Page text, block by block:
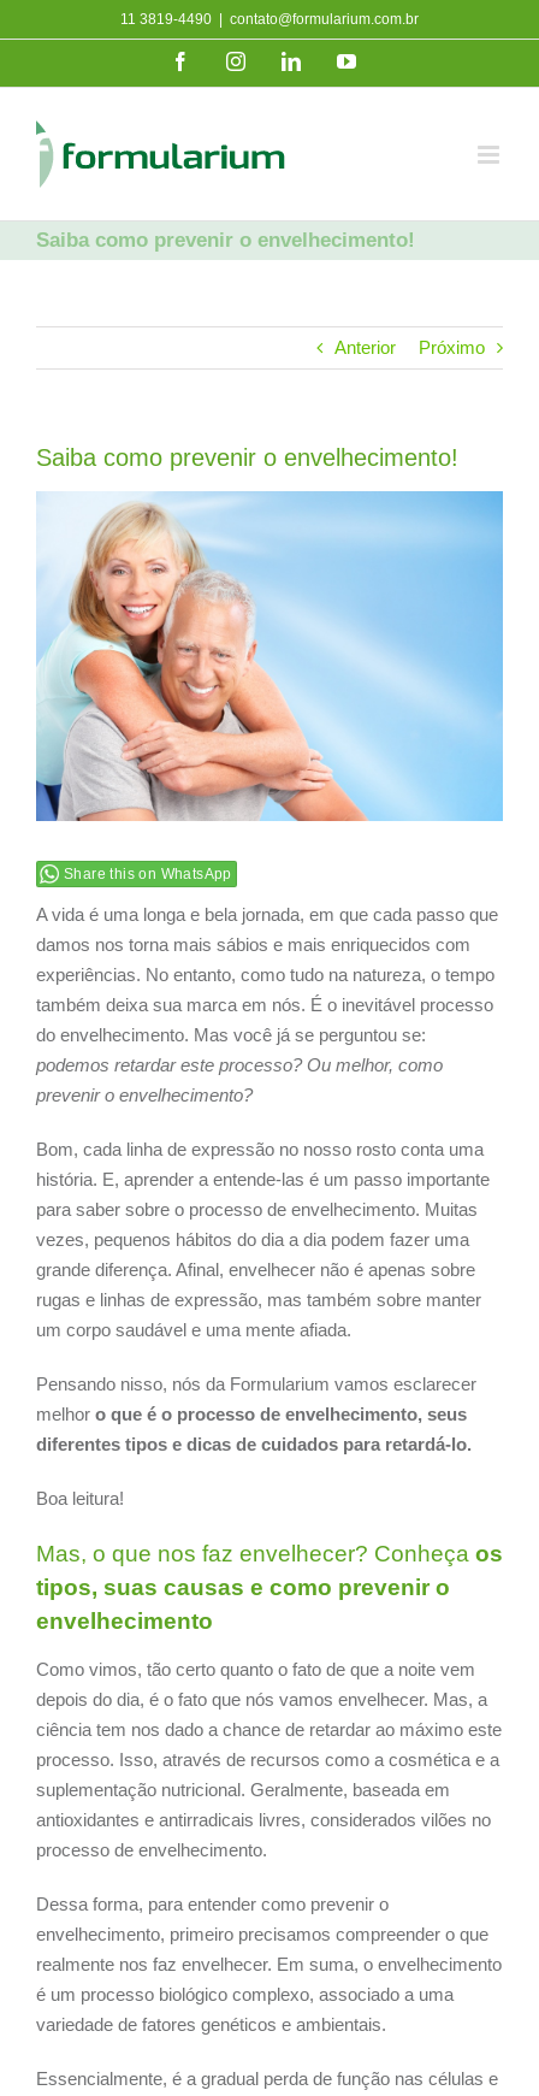
para
11 3819-4490 contato@formularium.com.br
FacebookInstagramLinkedInYouTube
Saiba como prevenir o envelhecimento!
Anterior Próximo
Saiba como prevenir o envelhecimento!
Image
Share this on WhatsApp
A vida é uma longa e bela jornada, em que cada passo que
damos nos torna mais sábios e mais enriquecidos com
experiências. No entanto, como tudo na natureza, o tempo
também deixa sua marca em nós. É o inevitável processo
do envelhecimento. Mas você já se perguntou se:
podemos retardar este processo? Ou melhor, como
prevenir o envelhecimento?
Bom, cada linha de expressão no nosso rosto conta uma
história. E, aprender a entende-las é um passo importante
para saber sobre o processo de envelhecimento. Muitas
vezes, pequenos hábitos do dia a dia podem fazer uma
grande diferença. Afinal, envelhecer não é apenas sobre
rugas e linhas de expressão, mas também sobre manter
um corpo saudável e uma mente afiada.
Pensando nisso, nós da Formularium vamos esclarecer
melhor o que é o processo de envelhecimento, seus
diferentes tipos e dicas de cuidados para retardá-lo.
Boa leitura!
Mas, o que nos faz envelhecer? Conheça os
tipos, suas causas e como prevenir o
envelhecimento
Como vimos, tão certo quanto o fato de que a noite vem
depois do dia, é o fato que nós vamos envelhecer. Mas, a
ciência tem nos dado a chance de retardar ao máximo este
processo. Isso, através de recursos como a cosmética e a
suplementação nutricional. Geralmente, baseada em
antioxidantes e antirradicais livres, considerados vilões no
processo de envelhecimento.
Dessa forma, para entender como prevenir o
envelhecimento, primeiro precisamos compreender o que
realmente nos faz envelhecer. Em suma, o envelhecimento
é um processo biológico complexo, associado a uma
variedade de fatores genéticos e ambientais.
Essencialmente, é a gradual perda de função nas células e